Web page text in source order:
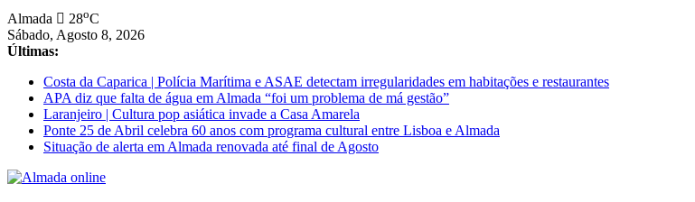
Saltar
para
conteúdo
Almada 28oC
Sábado, Agosto 8, 2026
Últimas:
Costa da Caparica | Polícia Marítima e ASAE detectam irregularidades em habitações e restaurantes
APA diz que falta de água em Almada “foi um problema de má gestão”
Laranjeiro | Cultura pop asiática invade a Casa Amarela
Ponte 25 de Abril celebra 60 anos com programa cultural entre Lisboa e Almada
Situação de alerta em Almada renovada até final de Agosto